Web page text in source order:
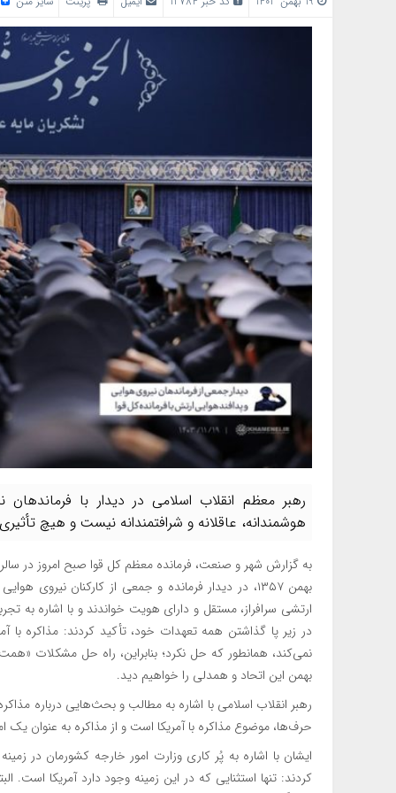
رهبر معظم انقلاب اسلامی در دیدار با فرماندهان
هوشمندانه، عاقلانه و شرافتمندانه نیست و هیچ
بهمن ۱۳۵۷، در دیدار فرمانده و جمعی از کارکنان
در زیر پا گذاشتن همه تعهدات خود، تأکید کردند: مذاکره
بهمن این اتحاد و همدلی را خواهیم دید.
رهبر انقلاب اسلامی با اشاره به مطالب و بحث‌هایی درباره
حرف‌ها، موضوع مذاکره با آمریکا است و از مذاکره به عنوان
ایشان با اشاره به پُر کاری وزارت امور خارجه کشورمان در
کردند: تنها استثنایی که در این زمینه وجود دارد آمریکا است.